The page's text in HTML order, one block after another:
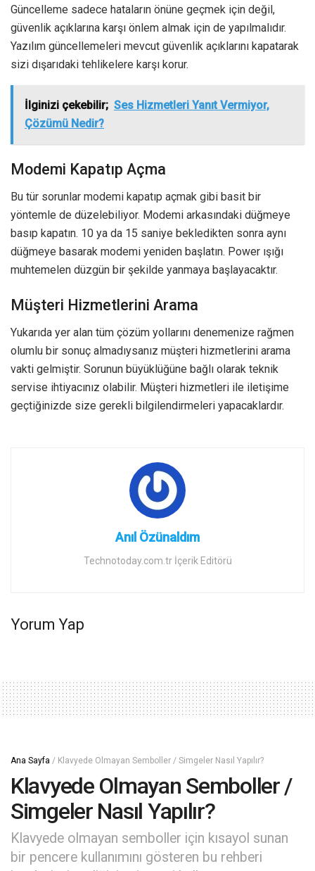
Güncelleme sadece hataların önüne geçmek için değil,
güvenlik açıklarına karşı önlem almak için de yapılmalıdır.
Yazılım güncellemeleri mevcut güvenlik açıklarını kapatarak
sizi dışarıdaki tehlikelere karşı korur.
İlginizi çekebilir; Ses Hizmetleri Yanıt Vermiyor,
Çözümü Nedir?
Modemi Kapatıp Açma
Bu tür sorunlar modemi kapatıp açmak gibi basit bir
yöntemle de düzelebiliyor. Modemi arkasındaki düğmeye
basıp kapatın. 10 ya da 15 saniye bekledikten sonra aynı
düğmeye basarak modemi yeniden başlatın. Power ışığı
muhtemelen düzgün bir şekilde yanmaya başlayacaktır.
Müşteri Hizmetlerini Arama
Yukarıda yer alan tüm çözüm yollarını denemenize rağmen
olumlu bir sonuç almadıysanız müşteri hizmetlerini arama
vakti gelmiştir. Sorunun büyüklüğüne bağlı olarak teknik
servise ihtiyacınız olabilir. Müşteri hizmetleri ile iletişime
geçtiğinizde size gerekli bilgilendirmeleri yapacaklardır.
Anıl Özünaldım
Technotoday.com.tr İçerik Editörü
Yorum Yap
Ana Sayfa / Klavyede Olmayan Semboller / Simgeler Nasıl Yapılır?
Klavyede Olmayan Semboller /
Simgeler Nasıl Yapılır?
Klavyede olmayan semboller için kısayol sunan
bir pencere kullanımını gösteren bu rehberi